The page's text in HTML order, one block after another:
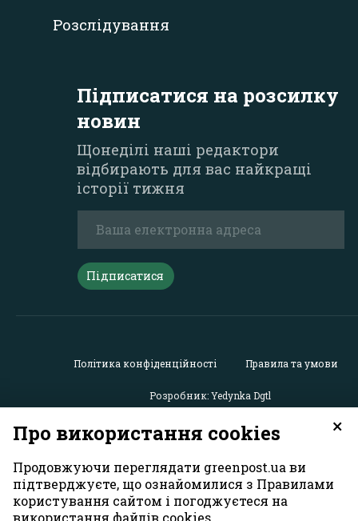
Розслідування
Підписатися на розсилку
новин
Щонеділі наші редактори
відбирають для вас найкращі
історії тижня
Підписатися
Політика конфіденційності Правила та умови
Розробник: Yedynka Dgtl
використовуватися іншими користувачами
обов’язковим активним гіперпосиланням на
https://greenpost.ua, розміщеним у першому абзаці
Також активне гіперпосилання на сайтgreenpost.ua
×
Про використання cookies
Продовжуючи переглядати greenpost.ua ви
підтверджуєте, що ознайомилися з Правилами
користування сайтом і погоджуєтеся на
використання файлів cookies